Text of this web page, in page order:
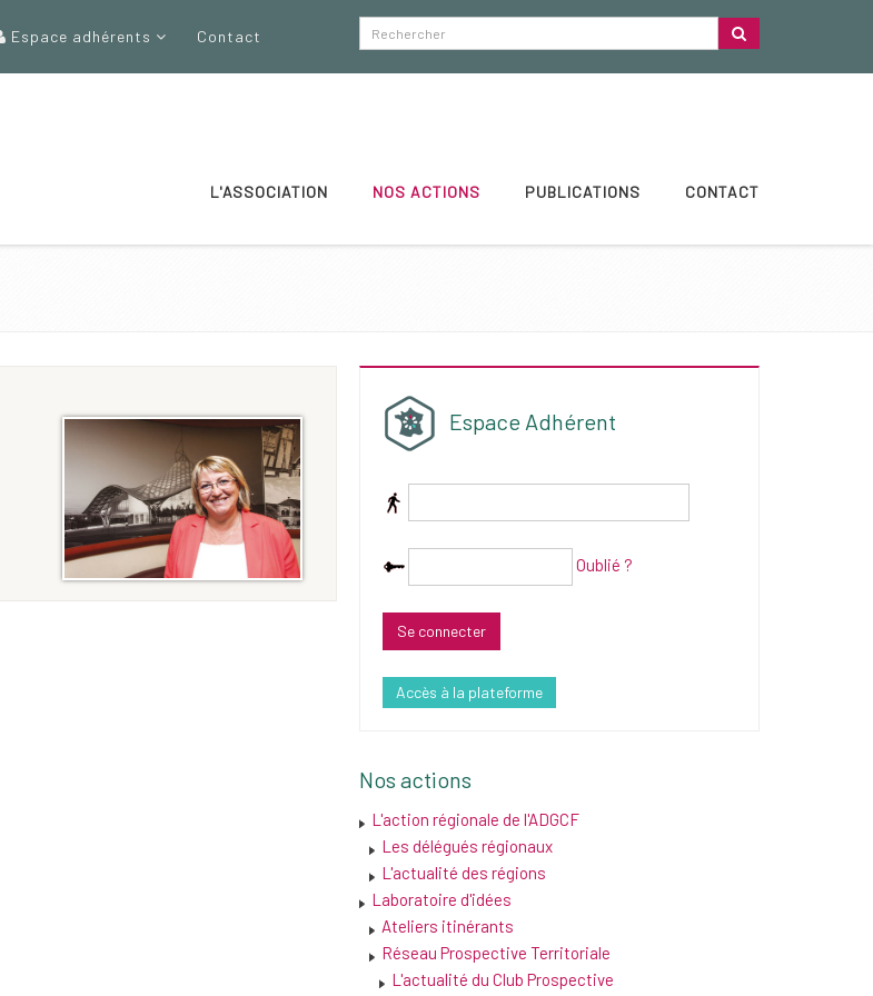
Espace adhérents Contact
L'ASSOCIATION NOS ACTIONS PUBLICATIONS CONTACT
Espace Adhérent
Oublié ?
Accès à la plateforme
Nos actions
L'action régionale de l'ADGCF
Les délégués régionaux
L'actualité des régions
Laboratoire d'idées
Ateliers itinérants
Réseau Prospective Territoriale
L'actualité du Club Prospective